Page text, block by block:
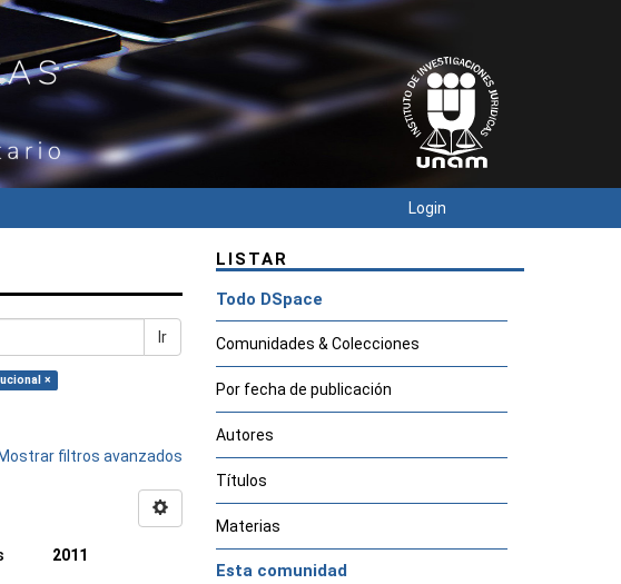
Login
Ir
×
Mostrar filtros avanzados
2011
LISTAR
Todo DSpace
Comunidades & Colecciones
Por fecha de publicación
Autores
Títulos
Materias
Esta comunidad